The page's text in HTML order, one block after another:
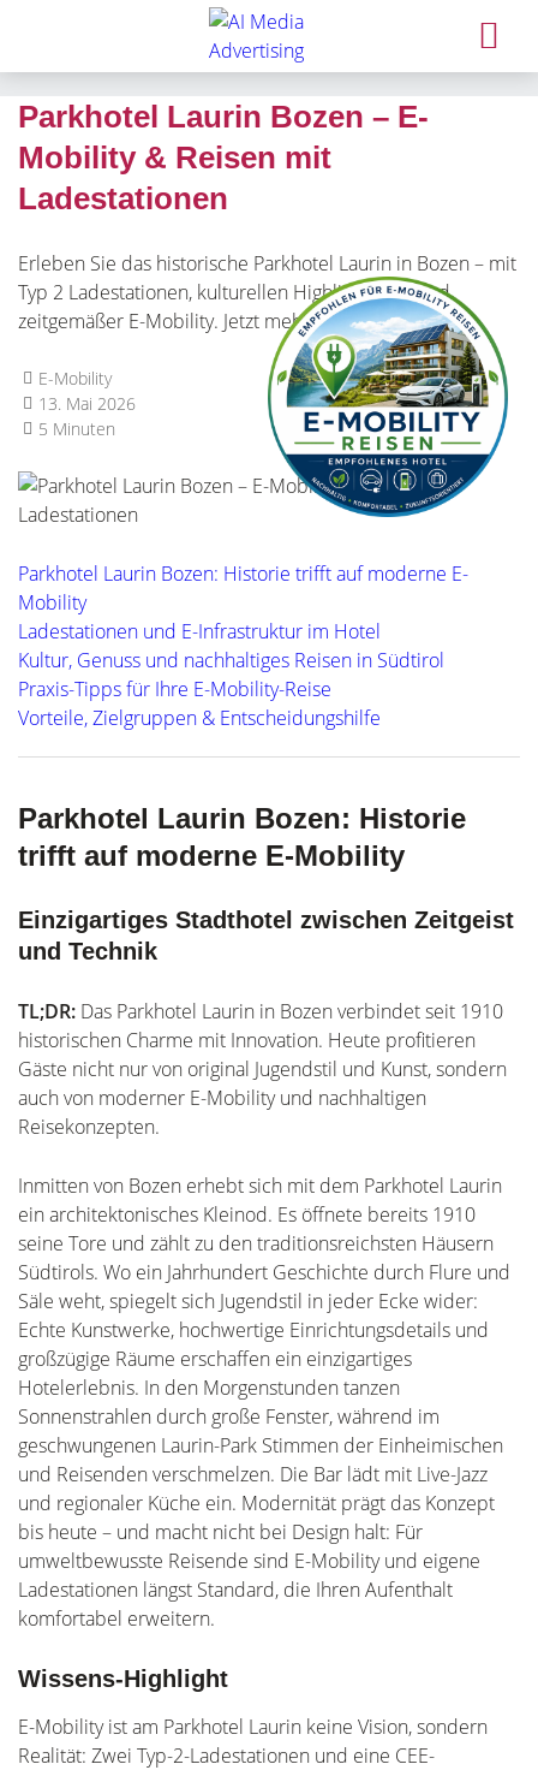
Parkhotel Laurin Bozen – E-
Mobility & Reisen mit
Ladestationen
Erleben Sie das historische Parkhotel Laurin in Bozen – mit
Typ 2 Ladestationen, kulturellen Highlights, Stil und
zeitgemäßer E-Mobility. Jetzt mehr erfahren!
E-Mobility
13. Mai 2026
5 Minuten
Parkhotel Laurin Bozen: Historie trifft auf moderne E-
Mobility
Ladestationen und E-Infrastruktur im Hotel
Kultur, Genuss und nachhaltiges Reisen in Südtirol
Praxis-Tipps für Ihre E-Mobility-Reise
Vorteile, Zielgruppen & Entscheidungshilfe
Parkhotel Laurin Bozen: Historie
trifft auf moderne E-Mobility
Einzigartiges Stadthotel zwischen Zeitgeist
und Technik
TL;DR: Das Parkhotel Laurin in Bozen verbindet seit 1910
historischen Charme mit Innovation. Heute profitieren
Gäste nicht nur von original Jugendstil und Kunst, sondern
auch von moderner E-Mobility und nachhaltigen
Reisekonzepten.
Inmitten von Bozen erhebt sich mit dem Parkhotel Laurin
ein architektonisches Kleinod. Es öffnete bereits 1910
seine Tore und zählt zu den traditionsreichsten Häusern
Südtirols. Wo ein Jahrhundert Geschichte durch Flure und
Säle weht, spiegelt sich Jugendstil in jeder Ecke wider:
Echte Kunstwerke, hochwertige Einrichtungsdetails und
großzügige Räume erschaffen ein einzigartiges
Hotelerlebnis. In den Morgenstunden tanzen
Sonnenstrahlen durch große Fenster, während im
geschwungenen Laurin-Park Stimmen der Einheimischen
und Reisenden verschmelzen. Die Bar lädt mit Live-Jazz
und regionaler Küche ein. Modernität prägt das Konzept
bis heute – und macht nicht bei Design halt: Für
umweltbewusste Reisende sind E-Mobility und eigene
Ladestationen längst Standard, die Ihren Aufenthalt
komfortabel erweitern.
Wissens-Highlight
E-Mobility ist am Parkhotel Laurin keine Vision, sondern
Realität: Zwei Typ-2-Ladestationen und eine CEE-